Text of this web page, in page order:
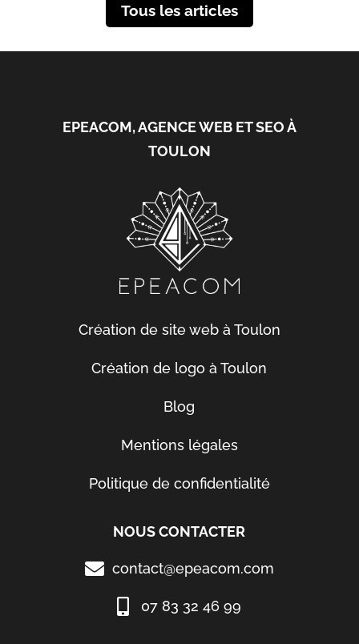
Tous les articles
EPEACOM, AGENCE WEB ET SEO À
TOULON
Création de site web à Toulon
Création de logo à Toulon
Blog
Mentions légales
Politique de confidentialité
NOUS CONTACTER
contact@epeacom.com
07 83 32 46 99